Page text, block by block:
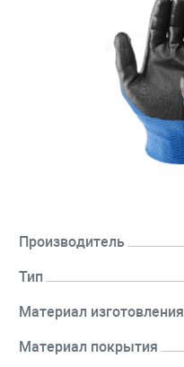
Производитель
Тип
Материал изготовления
Материал покрытия